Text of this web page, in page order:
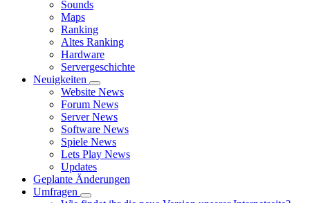
Sounds
Maps
Ranking
Altes Ranking
Hardware
Servergeschichte
Neuigkeiten
Unternavigation
von
Neuigkeiten
Website News
Forum News
Server News
Software News
Spiele News
Lets Play News
Updates
Geplante Änderungen
Umfragen
Unternavigation